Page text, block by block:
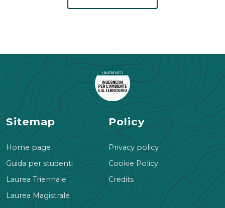
Sitemap
Home page
Guida per studenti
Laurea Triennale
Laurea Magistrale
Policy
Privacy policy
Cookie Policy
Credits